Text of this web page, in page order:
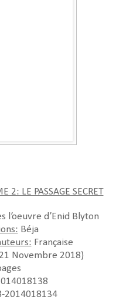
2: LE PASSAGE SECRET
l’oeuvre d’Enid Blyton
Béja
Française
Novembre 2018)
2014018134